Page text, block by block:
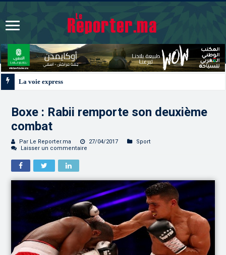
Boxe : Rabii remporte son deuxième
combat
Par Le Reporter.ma 27/04/2017
Sport
Laisser un commentaire